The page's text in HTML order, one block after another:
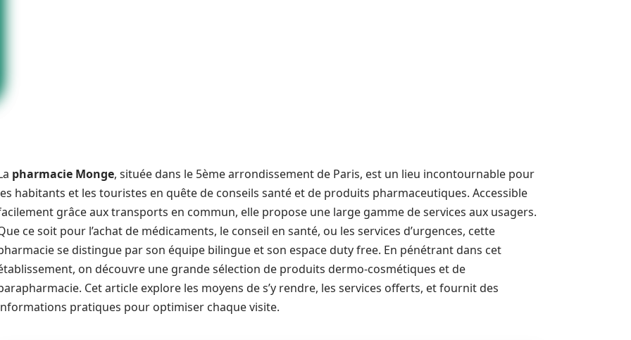
pharmacie Monge, située dans le 5ème arrondissement de Paris, est un lieu incontournable pour
habitants et les touristes en quête de conseils santé et de produits pharmaceutiques. Accessible
grâce aux transports en commun, elle propose une large gamme de services aux usagers.
ce soit pour l’achat de médicaments, le conseil en santé, ou les services d’urgences, cette
se distingue par son équipe bilingue et son espace duty free. En pénétrant dans cet
on découvre une grande sélection de produits dermo-cosmétiques et de
Cet article explore les moyens de s’y rendre, les services offerts, et fournit des
pratiques pour optimiser chaque visite.